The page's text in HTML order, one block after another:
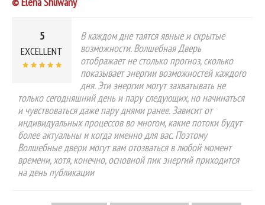
5
EXCELLENT
В каждом дне таятся явные и скрытые
возможности. Волшебная Дверь
отображает не столько прогноз, сколько
показывает энергии возможностей каждого
дня. Эти энергии могут захватывать не
только сегодняшний день и пару следующих, но начинаться
и чувствоваться даже пару днями ранее. Зависит от
индивидуальных процессов во многом, какие потоки будут
более актуальны и когда именно для вас. Поэтому
Волшебные двери могут вам отозваться в любой момент
времени, хотя, конечно, основной пик энергий приходится
на день публикации